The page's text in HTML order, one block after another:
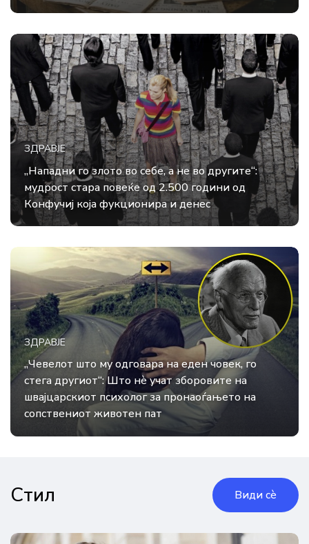
ЗДРАВЈЕ
„Нападни го злото во себе, а не во другите“:
мудрост стара повеќе од 2.500 години од
Конфучиј која фукционира и денес
ЗДРАВЈЕ
„Чевелот што му одговара на еден човек, го
стега другиот“: Што нè учат зборовите на
швајцарскиот психолог за пронаоѓањето на
сопствениот животен пат
Стил Види сè